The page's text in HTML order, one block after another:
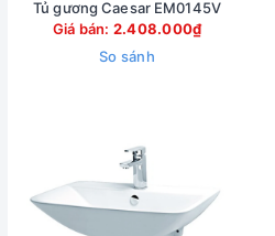
Tủ gương Caesar EM0145V
Giá bán: 2.408.000₫
So sánh